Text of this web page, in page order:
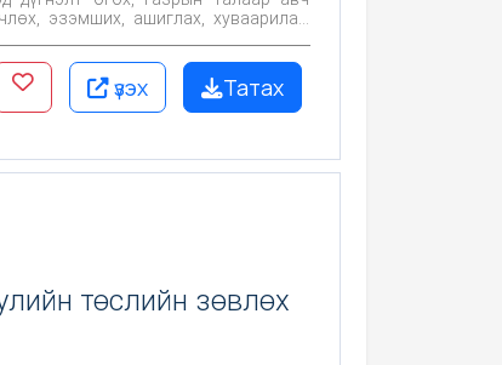
эзэмших, ашиглах, хуваарилах,
үзэх Татах
төслийн зөвлөх